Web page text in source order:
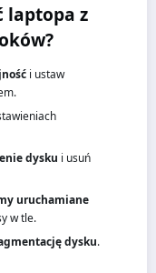
laptopa z
i ustaw
dysku i usuń
uruchamiane
w tle.
dysku.